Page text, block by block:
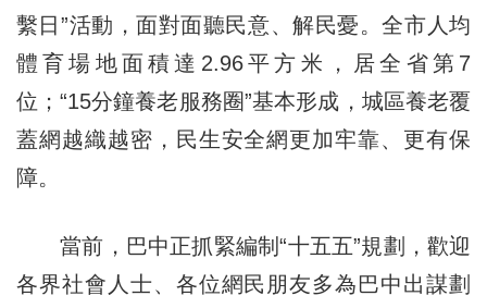
繫日”活動，面對面聽民意、解民憂。全市人均
體育場地面積達2.96平方米，居全省第7
位；“15分鐘養老服務圈”基本形成，城區養老覆
蓋網越織越密，民生安全網更加牢靠、更有保
障。
當前，巴中正抓緊編制“十五五”規劃，歡迎
各界社會人士、各位網民朋友多為巴中出謀劃